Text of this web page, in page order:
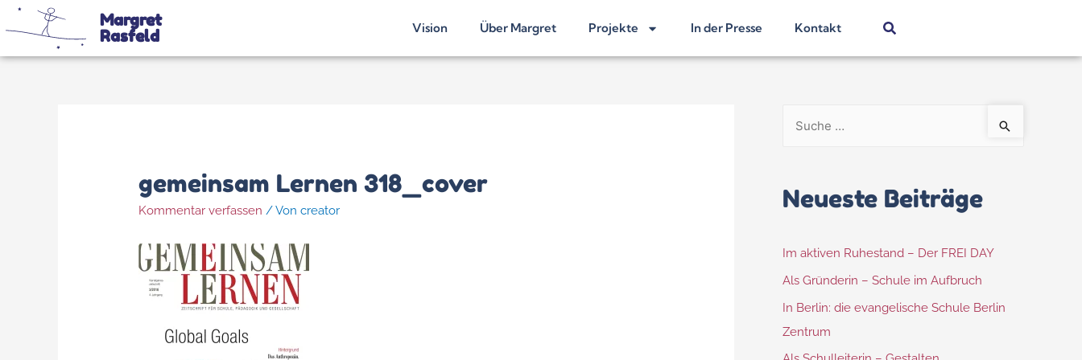
Margret
Rasfeld
Vision Über Margret Projekte In der Presse Kontakt
gemeinsam Lernen 318_cover
Kommentar verfassen / Voncreator Neueste Beiträge
Im aktiven Ruhestand – Der FREI DAY
Als Gründerin – Schule im Aufbruch
In Berlin: die evangelische Schule Berlin
Zentrum